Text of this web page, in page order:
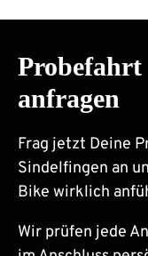
anfragen
Frag jetzt Deine
Sindelfingen an
Bike wirklich
Wir prüfen jede